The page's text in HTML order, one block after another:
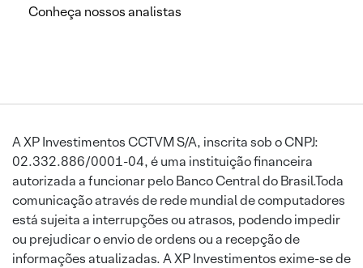
Conheça nossos analistas
A XP Investimentos CCTVM S/A, inscrita sob o CNPJ:
02.332.886/0001-04, é uma instituição financeira
autorizada a funcionar pelo Banco Central do Brasil.Toda
comunicação através de rede mundial de computadores
está sujeita a interrupções ou atrasos, podendo impedir
ou prejudicar o envio de ordens ou a recepção de
informações atualizadas. A XP Investimentos exime-se de